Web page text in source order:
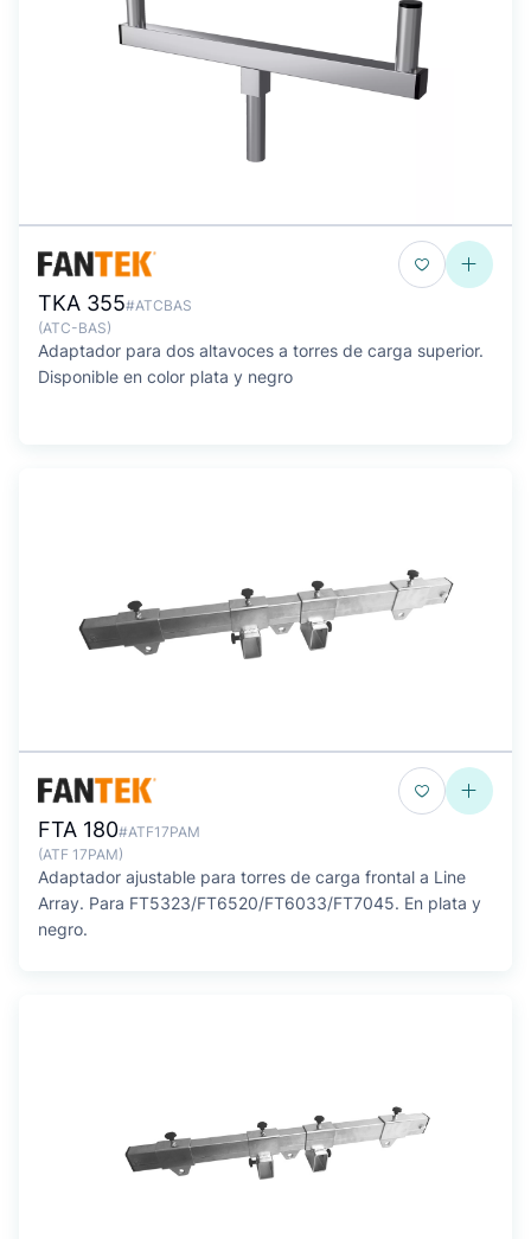
TKA 355#ATCBAS
(ATC-BAS)
Adaptador para dos altavoces a torres de carga superior.
Disponible en color plata y negro
FTA 180#ATF17PAM
(ATF 17PAM)
Adaptador ajustable para torres de carga frontal a Line
Array. Para FT5323/FT6520/FT6033/FT7045. En plata y
negro.